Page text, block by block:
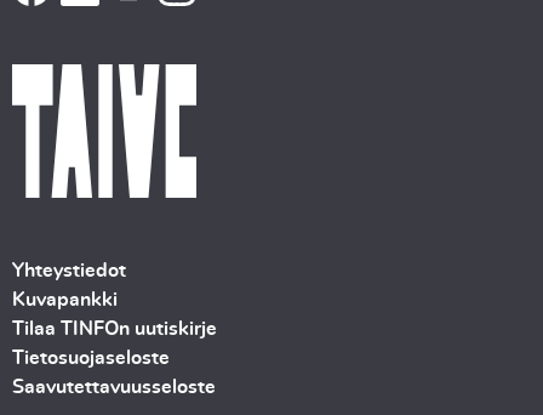
Yhteystiedot
Kuvapankki
Tilaa TINFOn uutiskirje
Tietosuojaseloste
Saavutettavuusseloste